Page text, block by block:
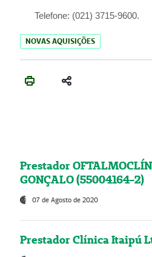
Telefone: (021) 3715-9600.
NOVAS AQUISIÇÕES
Prestador
GONÇALO (55004164-2)
07 de Agosto de 2020
Prestador Clínica Itaipú